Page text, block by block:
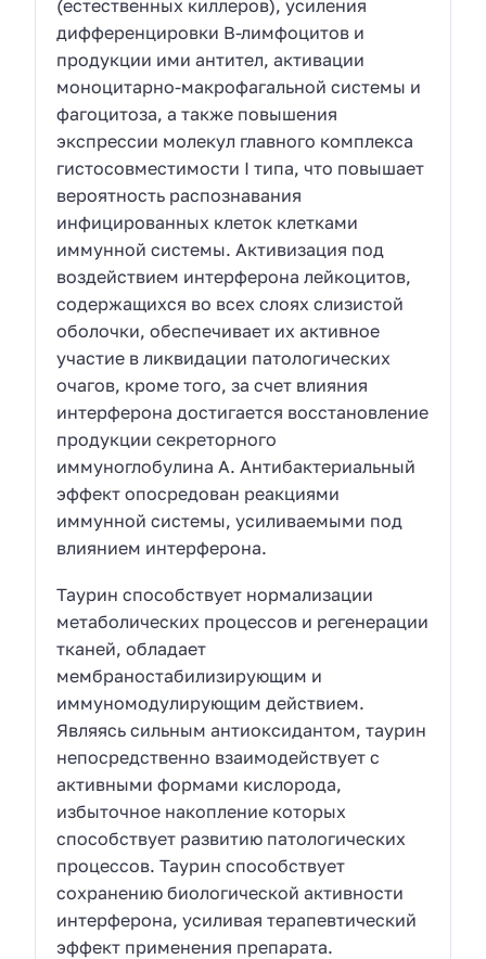
(естественных киллеров), усиления
дифференцировки В-лимфоцитов и
продукции ими антител, активации
моноцитарно-макрофагальной системы и
фагоцитоза, а также повышения
экспрессии молекул главного комплекса
гистосовместимости I типа, что повышает
вероятность распознавания
инфицированных клеток клетками
иммунной системы. Активизация под
воздействием интерферона лейкоцитов,
содержащихся во всех слоях слизистой
оболочки, обеспечивает их активное
участие в ликвидации патологических
очагов, кроме того, за счет влияния
интерферона достигается восстановление
продукции секреторного
иммуноглобулина А. Антибактериальный
эффект опосредован реакциями
иммунной системы, усиливаемыми под
влиянием интерферона.
Таурин способствует нормализации
метаболических процессов и регенерации
тканей, обладает
мембраностабилизирующим и
иммуномодулирующим действием.
Являясь сильным антиоксидантом, таурин
непосредственно взаимодействует с
активными формами кислорода,
избыточное накопление которых
способствует развитию патологических
процессов. Таурин способствует
сохранению биологической активности
интерферона, усиливая терапевтический
эффект применения препарата.